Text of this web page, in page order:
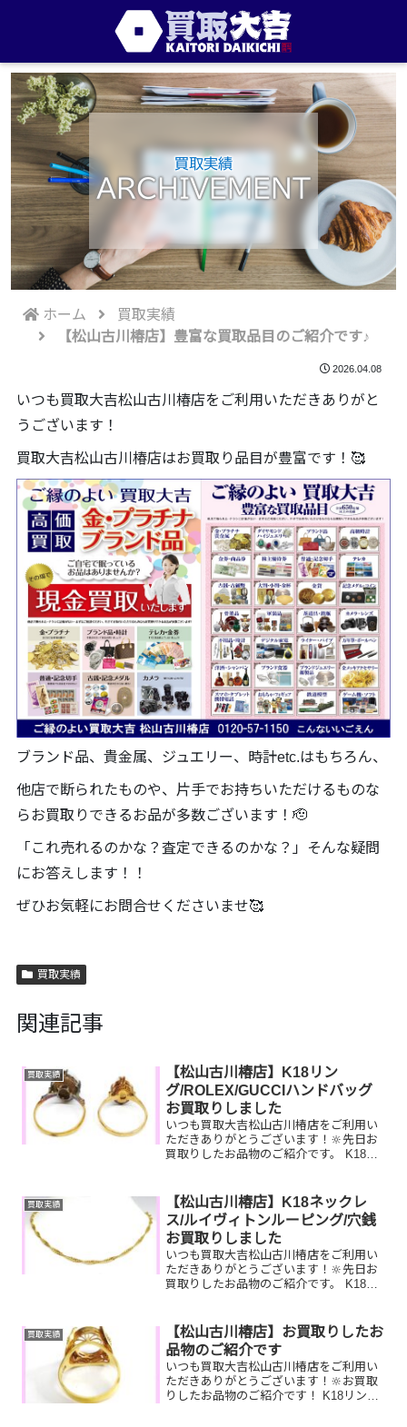
買取実績
ARCHIVEMENT
ホーム
買取実績
【松山古川椿店】豊富な買取品目のご紹介です♪
2026.04.08
いつも買取大吉松山古川椿店をご利用いただきありがと
うございます！
買取大吉松山古川椿店はお買取り品目が豊富です！🥰
ブランド品、貴金属、ジュエリー、時計etc.はもちろん、
他店で断られたものや、片手でお持ちいただけるものな
らお買取りできるお品が多数ございます！🫡
「これ売れるのかな？査定できるのかな？」そんな疑問
にお答えします！！
ぜひお気軽にお問合せくださいませ🥰
買取実績
関連記事
買取実績
【松山古川椿店】K18リン
グ/ROLEX/GUCCIハンドバッグ
お買取りしました
いつも買取大吉松山古川椿店をご利用い
ただきありがとうございます！🔆先日お
買取りしたお品物のご紹介です。 K18リ
ございませんか？ぜひ買取大吉松山古川
椿店にお査...
買取実績
【松山古川椿店】K18ネックレ
ス/ルイヴィトンルーピング/穴銭
お買取りしました
いつも買取大吉松山古川椿店をご利用い
ただきありがとうございます！🔆先日お
買取りしたお品物のご紹介です。 K18ネ
か？ぜひ買取大吉松山古川椿店にお査定
させてください！💫...
買取実績
【松山古川椿店】お買取りしたお
品物のご紹介です
いつも買取大吉松山古川椿店をご利用い
ただきありがとうございます！🔆お買取
りしたお品物のご紹介です！ K18リン